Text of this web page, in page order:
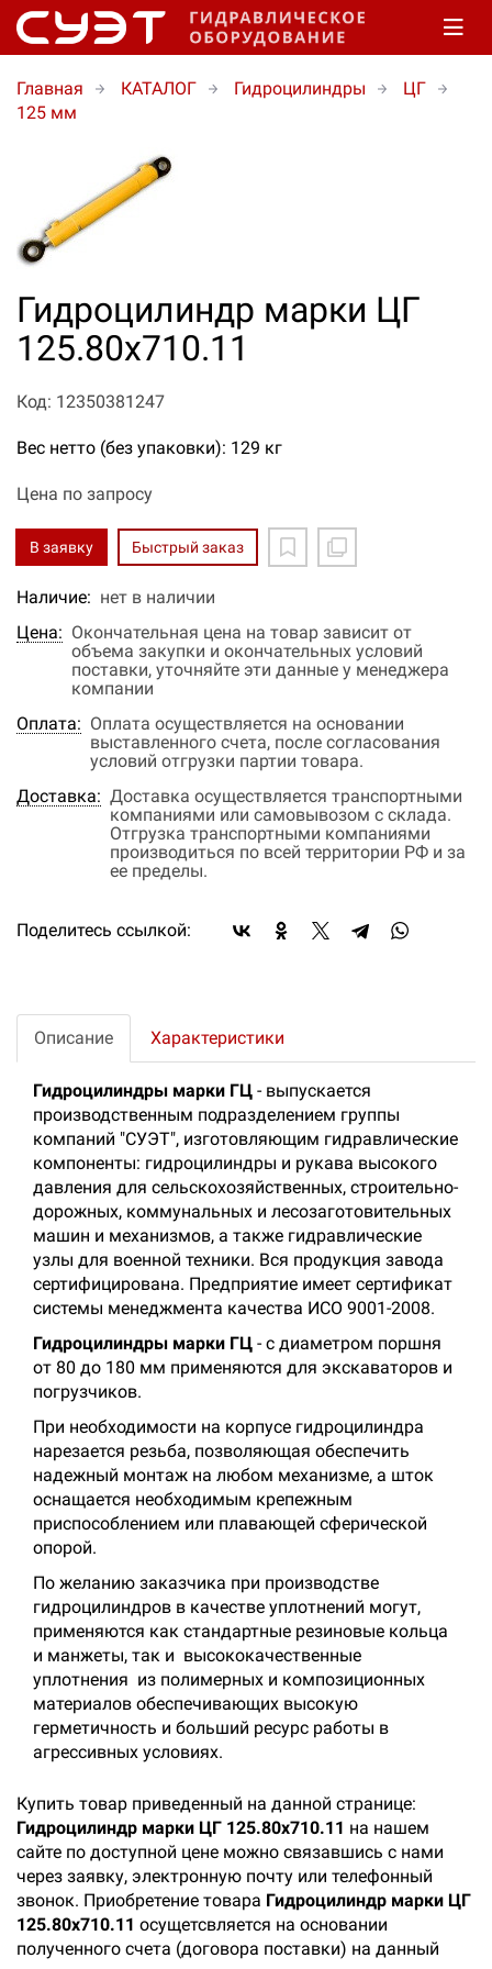
Главная КАТАЛОГ Гидроцилиндры
ЦГ
125 мм
Гидроцилиндр марки ЦГ
125.80х710.11
Код: 12350381247
Вес нетто (без упаковки): 129 кг
Цена по запросу
В заявку Быстрый заказ
Наличие: нет в наличии
Цена: Окончательная цена на товар зависит от
объема закупки и окончательных условий
поставки, уточняйте эти данные у менеджера
компании
Оплата: Оплата осуществляется на основании
выставленного счета, после согласования
условий отгрузки партии товара.
Доставка: Доставка осуществляется транспортными
компаниями или самовывозом с склада.
Отгрузка транспортными компаниями
производиться по всей территории РФ и за
ее пределы.
Поделитесь ссылкой:
Описание Характеристики
Гидроцилиндры марки ГЦ - выпускается
производственным подразделением группы
компаний "СУЭТ", изготовляющим гидравлические
компоненты: гидроцилиндры и рукава высокого
давления для сельскохозяйственных, строительно-
дорожных, коммунальных и лесозаготовительных
машин и механизмов, а также гидравлические
узлы для военной техники. Вся продукция завода
сертифицирована. Предприятие имеет сертификат
системы менеджмента качества ИСО 9001-2008.
Гидроцилиндры марки ГЦ - с диаметром поршня
от 80 до 180 мм применяются для экскаваторов и
погрузчиков.
При необходимости на корпусе гидроцилиндра
нарезается резьба, позволяющая обеспечить
надежный монтаж на любом механизме, а шток
оснащается необходимым крепежным
приспособлением или плавающей сферической
опорой.
По желанию заказчика при производстве
гидроцилиндров в качестве уплотнений могут,
применяются как стандартные резиновые кольца
и манжеты, так и высококачественные
уплотнения из полимерных и композиционных
материалов обеспечивающих высокую
герметичность и больший ресурс работы в
агрессивных условиях.
Купить товар приведенный на данной странице:
Гидроцилиндр марки ЦГ 125.80х710.11 на нашем
сайте по доступной цене можно связавшись с нами
через заявку, электронную почту или телефонный
звонок. Приобретение товара Гидроцилиндр марки ЦГ
125.80х710.11 осущетсвляется на основании
полученного счета (договора поставки) на данный